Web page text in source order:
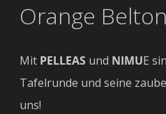
Orange
Mit PELLEAS und NIMUE
Tafelrunde und seine
uns!